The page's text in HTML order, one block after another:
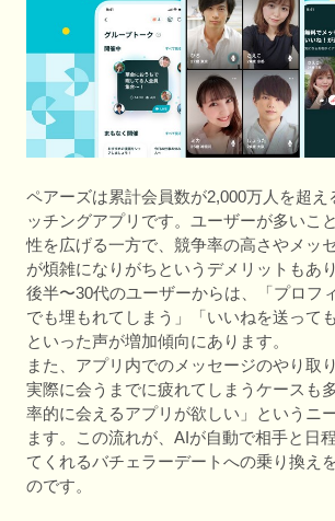
ペアーズは累計会員数が2,000万人を超え
ッチングアプリです。ユーザーが多いこ
性を広げる一方で、競争率の高さやメッ
が煩雑になりがちというデメリットもあ
後半〜30代のユーザーからは、「プロフ
でも埋もれてしまう」「いいねを送って
といった声が増加傾向にあります。
また、アプリ内でのメッセージのやり取
実際に会うまでに疲れてしまうケースも
率的に会えるアプリが欲しい」というニ
ます。この流れが、AIが自動で相手と日
てくれるバチェラーデートへの乗り換え
のです。